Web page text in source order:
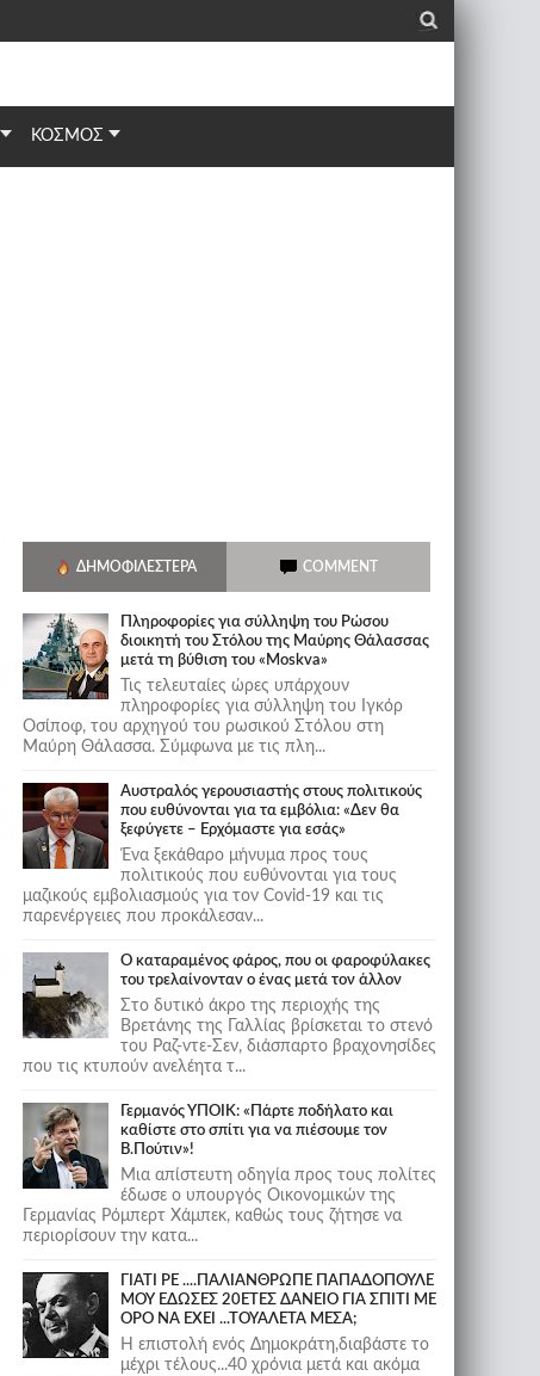
_
ΚΟΣΜΟΣ
ΔΗΜΟΦΙΛΈΣΤΕΡΑ COMMENT
Πληροφορίες για σύλληψη του Ρώσου
διοικητή του Στόλου της Mαύρης Θάλασσας
μετά τη βύθιση του «Moskva»
Τις τελευταίες ώρες υπάρχουν
πληροφορίες για σύλληψη του Ιγκόρ
Οσίποφ, του αρχηγού του ρωσικού Στόλου στη
Μαύρη Θάλασσα. Σύμφωνα με τις πλη...
Αυστραλός γερουσιαστής στους πολιτικούς
που ευθύνονται για τα εμβόλια: «Δεν θα
ξεφύγετε – Ερχόμαστε για εσάς»
Ένα ξεκάθαρο μήνυμα προς τους
πολιτικούς που ευθύνονται για τους
μαζικούς εμβολιασμούς για τον Covid-19 και τις
παρενέργειες που προκάλεσαν...
Ο καταραμένος φάρος, που οι φαροφύλακες
του τρελαίνονταν ο ένας μετά τον άλλον
Στο δυτικό άκρο της περιοχής της
Βρετάνης της Γαλλίας βρίσκεται το στενό
του Ραζ-ντε-Σεν, διάσπαρτο βραχονησίδες
που τις κτυπούν ανελέητα τ...
Γερμανός ΥΠΟΙΚ: «Πάρτε ποδήλατο και
καθίστε στο σπίτι για να πιέσουμε τον
Β.Πούτιν»!
Μια απίστευτη οδηγία προς τους πολίτες
έδωσε ο υπουργός Οικονομικών της
Γερμανίας Ρόμπερτ Χάμπεκ, καθώς τους ζήτησε να
περιορίσουν την κατα...
ΓΙΑΤΙ ΡΕ ....ΠΑΛΙΑΝΘΡΩΠΕ ΠΑΠΑΔΟΠΟΥΛΕ
ΜΟΥ ΕΔΩΣΕΣ 20ΕΤΕΣ ΔΑΝΕΙΟ ΓΙΑ ΣΠΙΤΙ ΜΕ
ΟΡΟ ΝΑ ΕΧΕΙ ...ΤΟΥΑΛΕΤΑ ΜΕΣΑ;
Η επιστολή ενός Δημοκράτη,διαβάστε το
μέχρι τέλους...40 χρόνια μετά και ακόμα